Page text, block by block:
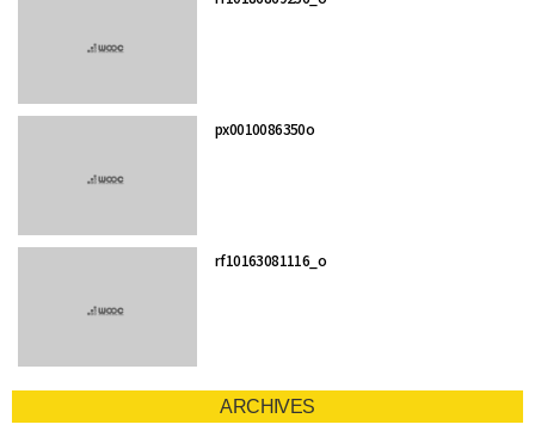
px0010086350o
rf10163081116_o
ARCHIVES